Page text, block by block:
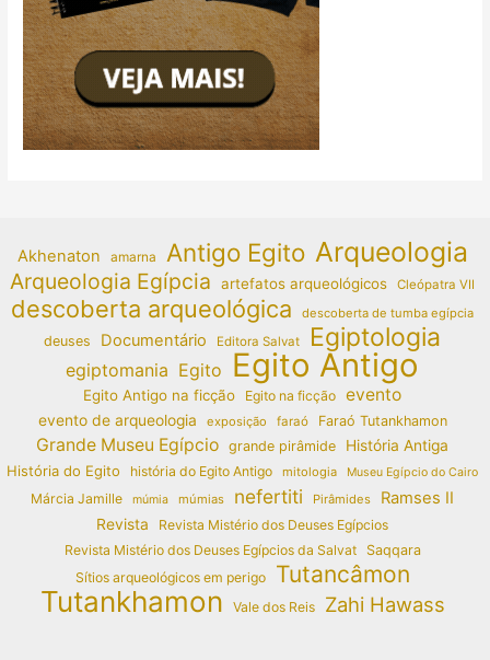
Akhenaton amarna Antigo Egito Arqueologia
Arqueologia Egípcia artefatos arqueológicos Cleópatra VII
descoberta arqueológica descoberta de tumba egípcia
deuses Documentário Editora Salvat Egiptologia
egiptomania Egito Egito Antigo
Egito Antigo na ficção Egito na ficção evento
evento de arqueologia exposição faraó Faraó Tutankhamon
Grande Museu Egípcio grande pirâmide
História Antiga
História do Egito
história do Egito Antigo mitologia Museu Egípcio do Cairo
Márcia Jamille múmia múmias nefertiti Pirâmides Ramses II
Revista
Revista Mistério dos Deuses Egípcios
Revista Mistério dos Deuses Egípcios da Salvat
Saqqara
Sítios arqueológicos em perigo
Tutancâmon
Tutankhamon Vale dos Reis Zahi Hawass